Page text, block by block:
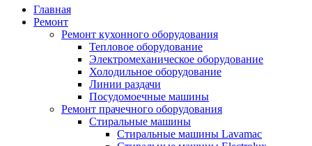
Главная
Ремонт
Ремонт кухонного оборудования
Тепловое оборудование
Электромеханическое оборудование
Холодильное оборудование
Линии раздачи
Посудомоечные машины
Ремонт прачечного оборудования
Стиральные машины
Стиральные машины Lavamac